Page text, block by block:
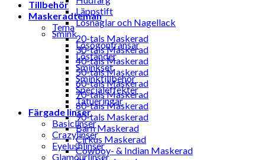
Tillbehör
Maskeradteman
Tema
20-tals Maskerad
30-tals Maskerad
40-tals Maskerad
50-tals Maskerad
60-tals Maskerad
70-tals Maskerad
80-tals Maskerad
90-tals Maskerad
Barn Maskerad
Cirkus Maskerad
Cowboy- & Indian Maskerad
Läppstift
Lösnaglar och Nagellack
Smink
Lösögonfransar
Löständer
Sminkset
Sminktillbehör
Specialeffekter
Tatueringar
Färgade linser
Basiclinser
Crazylinser
Eyelushlinser
Glamourlinser